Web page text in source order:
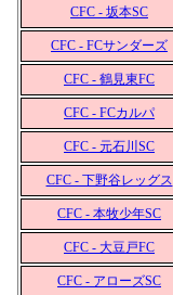
CFC - 坂本SC
CFC - FCサンダーズ
CFC - 鶴見東FC
CFC - FCカルパ
CFC - 元石川SC
CFC - 下野谷レッグス
CFC - 本牧少年SC
CFC - 大豆戸FC
CFC - アローズSC